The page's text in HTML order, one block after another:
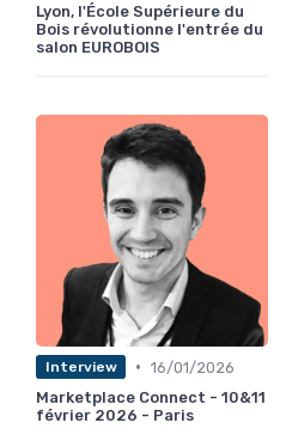
Lyon, l'École Supérieure du
Bois révolutionne l'entrée du
salon EUROBOIS
Interview • 16/01/2026
Marketplace Connect - 10&11
février 2026 - Paris